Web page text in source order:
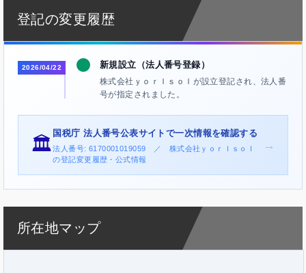
登記の変更履歴
2026/04/22 新規設立（法人番号登録）
株式会社ｙｏｒＩｓｏＩが設立登記され、法人番
号が指定されました。
🏛️
国税庁 法人番号公表サイトで一次情報を確認する
法人番号: 6170001019059 ／ 株式会社ｙｏｒＩｓｏＩ
の登記変更履歴・公式情報
→
所在地マップ